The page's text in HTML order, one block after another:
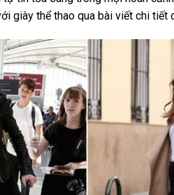
giày thể thao qua bài viết chi tiết